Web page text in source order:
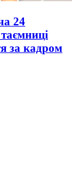
24
за кадром